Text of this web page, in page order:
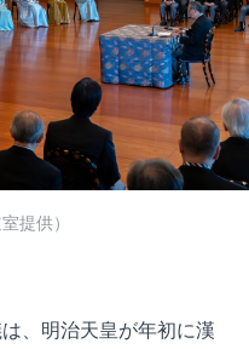
提供）
、明治天皇が年初に漢